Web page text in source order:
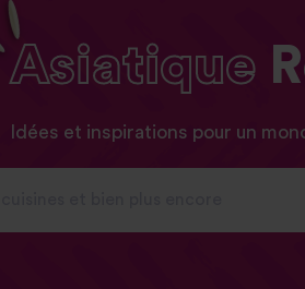
Asiatique
Idées et inspirations pour un